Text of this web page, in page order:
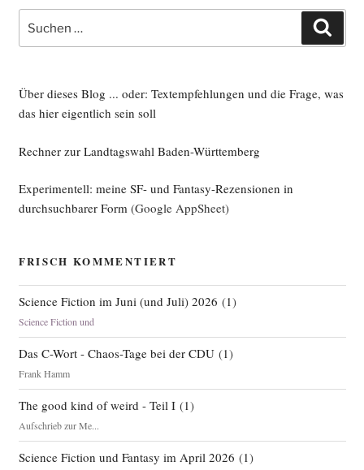
nach:
Über dieses Blog ... oder: Textempfehlungen und die Frage, was
das hier eigentlich sein soll
Rechner zur Landtagswahl Baden-Württemberg
Experimentell: meine SF- und Fantasy-Rezensionen in
durchsuchbarer Form(Google AppSheet)
FRISCH KOMMENTIERT
Science Fiction im Juni (und Juli) 2026 (1)
Science Fiction und
Das C-Wort - Chaos-Tage bei der CDU(1)
Frank Hamm
The good kind of weird - Teil I(1)
Aufschrieb zur Me...
Science Fiction und Fantasy im April 2026 (1)